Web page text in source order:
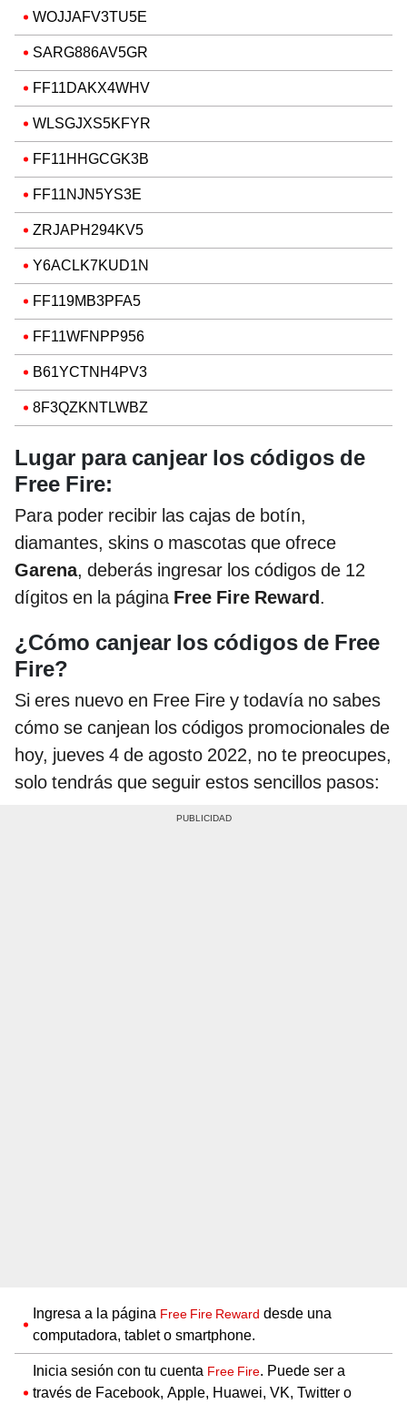
WOJJAFV3TU5E
SARG886AV5GR
FF11DAKX4WHV
WLSGJXS5KFYR
FF11HHGCGK3B
FF11NJN5YS3E
ZRJAPH294KV5
Y6ACLK7KUD1N
FF119MB3PFA5
FF11WFNPP956
B61YCTNH4PV3
8F3QZKNTLWBZ
Lugar para canjear los códigos de
Free Fire:
Para poder recibir las cajas de botín,
diamantes, skins o mascotas que ofrece
Garena, deberás ingresar los códigos de 12
dígitos en la página Free Fire Reward.
¿Cómo canjear los códigos de Free
Fire?
Si eres nuevo en Free Fire y todavía no sabes
cómo se canjean los códigos promocionales de
hoy, jueves 4 de agosto 2022, no te preocupes,
solo tendrás que seguir estos sencillos pasos:
Ingresa a la página Free Fire Reward desde una
computadora, tablet o smartphone.
Inicia sesión con tu cuenta Free Fire. Puede ser a
través de Facebook, Apple, Huawei, VK, Twitter o